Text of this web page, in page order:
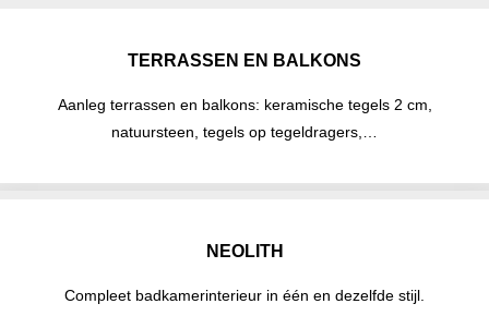
TERRASSEN EN BALKONS
Aanleg terrassen en balkons: keramische tegels 2 cm,
natuursteen, tegels op tegeldragers,…
NEOLITH
Compleet badkamerinterieur in één en dezelfde stijl.